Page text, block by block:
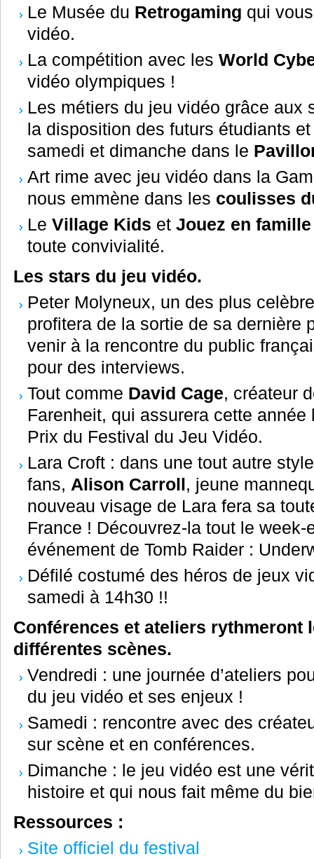
Le Musée du Retrogaming qui
vidéo.
La compétition avec les World
vidéo olympiques !
Les métiers du jeu vidéo grâce aux
la disposition des futurs étudiants
samedi et dimanche dans le
Art rime avec jeu vidéo dans la
nous emmène dans les coulisses
Le Village Kids et Jouez en famille
toute convivialité.
Les stars du jeu vidéo.
Peter Molyneux, un des plus
profitera de la sortie de sa dernière
venir à la rencontre du public
pour des interviews.
Tout comme David Cage, créateur
Farenheit, qui assurera cette
Prix du Festival du Jeu Vidéo.
Lara Croft : dans une tout autre
fans, Alison Carroll, jeune
nouveau visage de Lara fera sa
France ! Découvrez-la tout le week-
événement de Tomb Raider :
Défilé costumé des héros de jeux
samedi à 14h30 !!
Conférences et ateliers rythmeront
différentes scènes.
Vendredi : une journée d’ateliers
du jeu vidéo et ses enjeux !
Samedi : rencontre avec des
sur scène et en conférences.
Dimanche : le jeu vidéo est une
histoire et qui nous fait même du
Ressources :
Site officiel du festival